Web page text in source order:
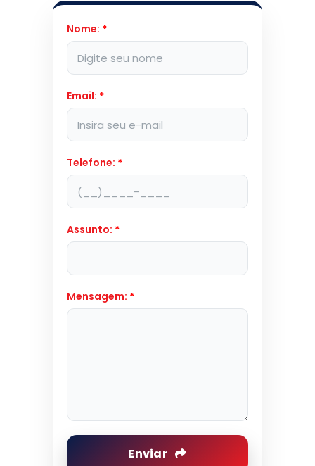
Nome: *
Email: *
Telefone: *
Assunto: *
Mensagem: *
Enviar